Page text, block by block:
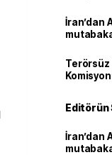
İran’dan
Terörsüz
Editörün
İran’dan